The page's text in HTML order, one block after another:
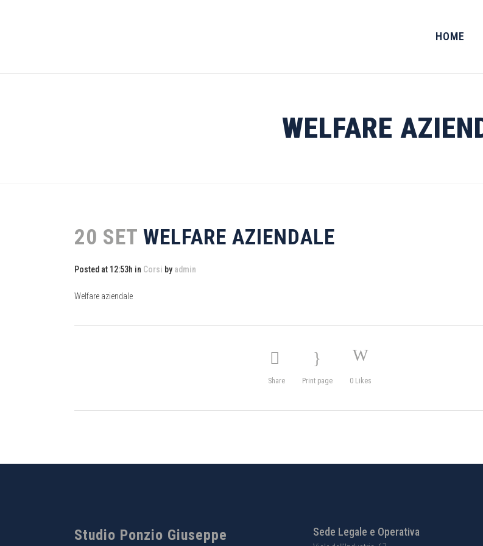
HOME
WELFARE
20 SET WELFARE AZIENDALE
Posted at 12:53h in Corsi by admin
Welfare aziendale
Share Print page 0Likes
Studio Ponzio Giuseppe Sede Legale e Operativa